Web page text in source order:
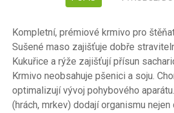
Kompletní, prémiové krmivo pro
Sušené maso zajišťuje dobře
Kukuřice a rýže zajišťují přísun
Krmivo neobsahuje pšenici a soju.
optimalizují vývoj pohybového
(hrách, mrkev) dodají organismu